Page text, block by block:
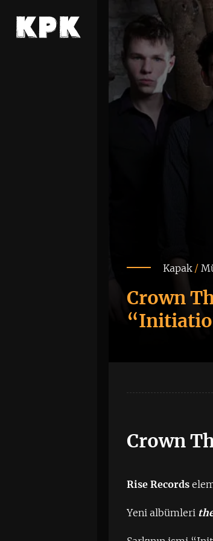
Kapak/
Crown
Crown
Rise Records
Yeni albümleri